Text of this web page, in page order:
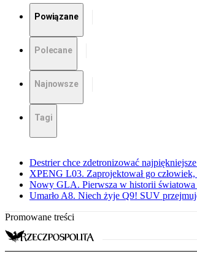
Powiązane
Polecane
Najnowsze
Tagi
Destrier chce zdetronizować
XPENG L03. Zaprojektował go
Nowy GLA. Pierwsza w historii światowa
Umarło A8. Niech żyje Q9! SUV
Promowane treści